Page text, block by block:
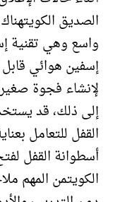
الصديق
واسع وهي تقنية
إسفين هوائي قابل
لإنشاء فجوة
إلى ذلك، قد
القفل للتعامل
أسطوانة القفل
الكويتمن المهم